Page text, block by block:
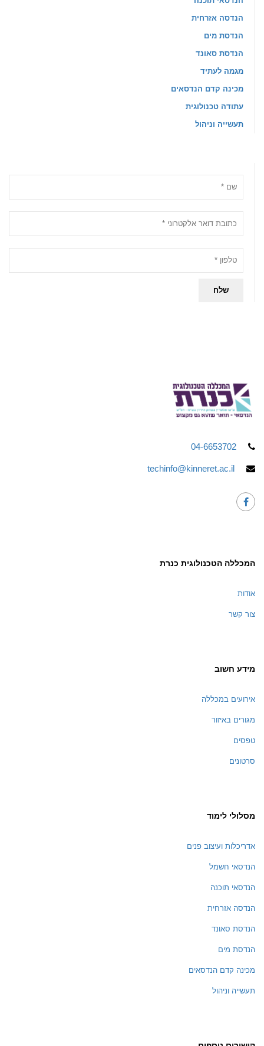
הנדסה אזרחית
הנדסת מים
הנדסת סאונד
מגמה לעתיד
מכינה קדם הנדסאים
עתודה טכנולוגית
תעשייה וניהול
04-6653702
techinfo@kinneret.ac.il
המכללה הטכנולוגית כנרת
אודות
צור קשר
מידע חשוב
אירועים במכללה
מגורים באיזור
טפסים
סרטונים
מסלולי לימוד
אדריכלות ועיצוב פנים
הנדסאי חשמל
הנדסאי תוכנה
הנדסה אזרחית
הנדסת סאונד
הנדסת מים
מכינה קדם הנדסאים
תעשייה וניהול